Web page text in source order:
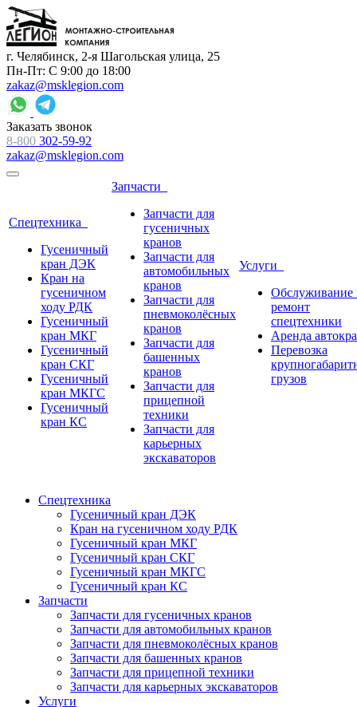
г. Челябинск, 2-я Шагольская улица, 25
Пн-Пт: С 9:00 до 18:00
zakaz@msklegion.com
Заказать звонок
8-800 302-59-92
zakaz@msklegion.com
Спецтехника
Гусеничный
кран ДЭК
Кран на
гусеничном
ходу РДК
Гусеничный
кран МКГ
Гусеничный
кран СКГ
Гусеничный
кран МКГС
Гусеничный
кран КС
Запчасти
Запчасти для
гусеничных
кранов
Запчасти для
автомобильных
кранов
Запчасти для
пневмоколёсных
кранов
Запчасти для
башенных
кранов
Запчасти для
прицепной
техники
Запчасти для
карьерных
экскаваторов
Услуги
Обслуживание
ремонт
спецтехники
Аренда
Перевозка
грузов
Спецтехника
Гусеничный кран ДЭК
Кран на гусеничном ходу РДК
Гусеничный кран МКГ
Гусеничный кран СКГ
Гусеничный кран МКГС
Гусеничный кран КС
Запчасти
Запчасти для гусеничных кранов
Запчасти для автомобильных кранов
Запчасти для пневмоколёсных кранов
Запчасти для башенных кранов
Запчасти для прицепной техники
Запчасти для карьерных экскаваторов
Услуги